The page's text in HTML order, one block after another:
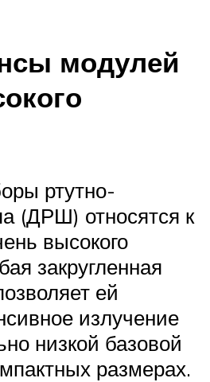
модулей
ртутно-
(ДРШ) относятся к
высокого
закругленная
ей
излучение
низкой базовой
размерах.